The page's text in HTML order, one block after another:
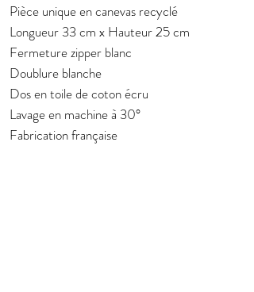
Pièce unique en canevas recyclé
Longueur 33 cm x Hauteur 25 cm
Fermeture zipper blanc
Doublure blanche
Dos en toile de coton écru
Lavage en machine à 30°
Fabrication française